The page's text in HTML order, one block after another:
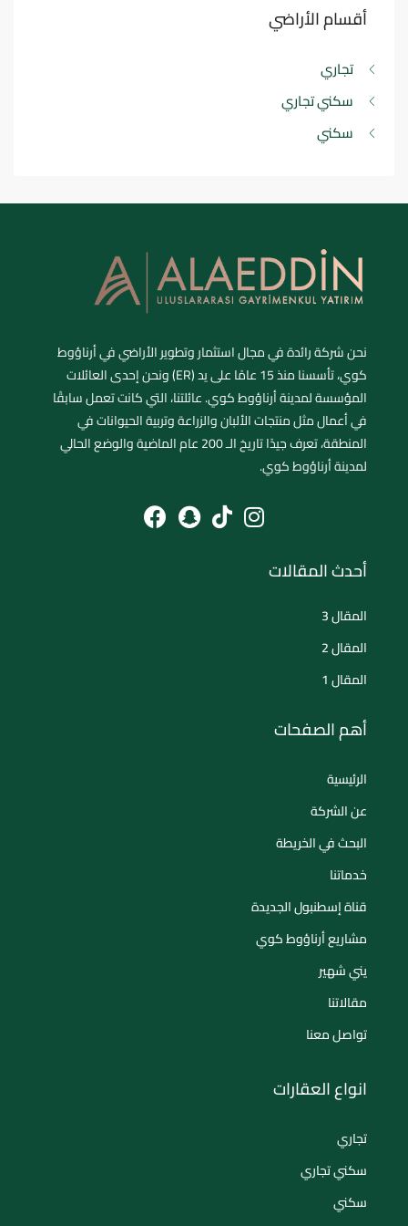
أقسام الأراضي
تجاري
سكني تجاري
سكني
نحن شركة رائدة في مجال استثمار وتطوير الأراضي في أرناؤوط
كوي، تأسسنا منذ 15 عامًا على يد (ER) ونحن إحدى العائلات
المؤسسة لمدينة أرناؤوط كوي. عائلتنا، التي كانت تعمل سابقًا
في أعمال مثل منتجات الألبان والزراعة وتربية الحيوانات في
المنطقة، تعرف جيدًا تاريخ الـ 200 عام الماضية والوضع الحالي
لمدينة أرناؤوط كوي.
أحدث المقالات
المقال 3
المقال 2
المقال 1
أهم الصفحات
الرئيسية
عن الشركة
البحث في الخريطة
خدماتنا
قناة إسطنبول الجديدة
مشاريع أرناؤوط كوي
يني شهير
مقالاتنا
تواصل معنا
انواع العقارات
تجاري
سكني تجاري
سكني